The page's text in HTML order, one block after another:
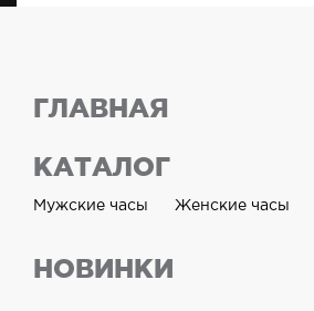
ГЛАВНАЯ
КАТАЛОГ
Мужские часы Женские часы
НОВИНКИ